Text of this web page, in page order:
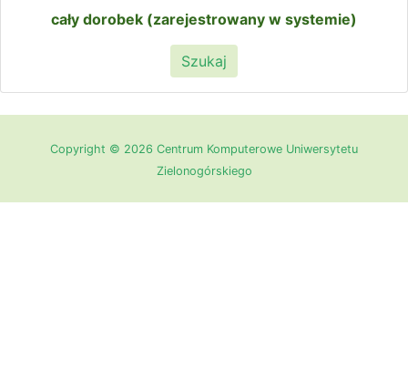
cały dorobek (zarejestrowany w systemie)
Szukaj
Copyright © 2026 Centrum Komputerowe Uniwersytetu
Zielonogórskiego